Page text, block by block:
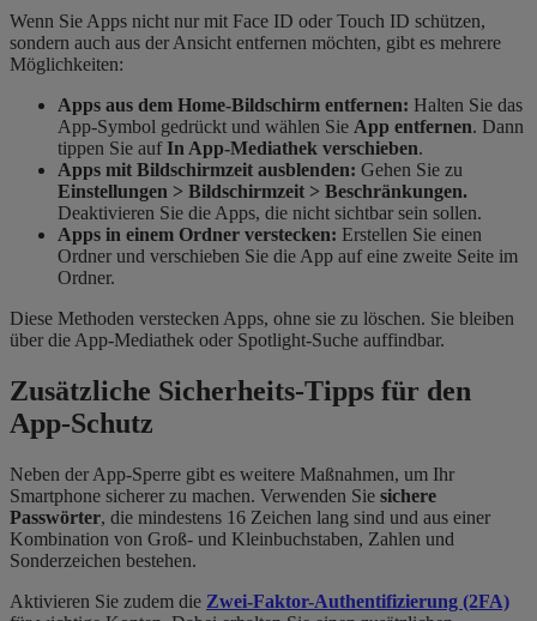
Wenn Sie Apps nicht nur mit Face ID oder Touch ID schützen,
sondern auch aus der Ansicht entfernen möchten, gibt es mehrere
Möglichkeiten:
Apps aus dem Home-Bildschirm entfernen: Halten Sie das
App-Symbol gedrückt und wählen Sie App entfernen. Dann
tippen Sie aufIn App-Mediathek verschieben.
Apps mit Bildschirmzeit ausblenden: Gehen Sie zu
Einstellungen > Bildschirmzeit > Beschränkungen.
Deaktivieren Sie die Apps, die nicht sichtbar sein sollen.
Apps in einem Ordner verstecken: Erstellen Sie einen
Ordner und verschieben Sie die App auf eine zweite Seite im
Ordner.
Diese Methoden verstecken Apps, ohne sie zu löschen. Sie bleiben
über die App-Mediathek oder Spotlight-Suche auffindbar.
Zusätzliche Sicherheits-Tipps für den
App-Schutz
Neben der App-Sperre gibt es weitere Maßnahmen, um Ihr
Smartphone sicherer zu machen. Verwenden Sie sichere
Passwörter, die mindestens 16 Zeichen lang sind und aus einer
Kombination von Groß- und Kleinbuchstaben, Zahlen und
Sonderzeichen bestehen.
Aktivieren Sie zudem die Zwei-Faktor-Authentifizierung (2FA)